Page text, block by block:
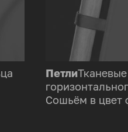
Петли
Сошьём в цвет